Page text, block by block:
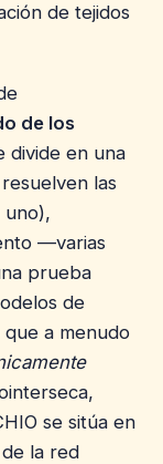
de tejidos
de los
divide en una
las
uno),
—varias
prueba
de
a menudo
se sitúa en
la red